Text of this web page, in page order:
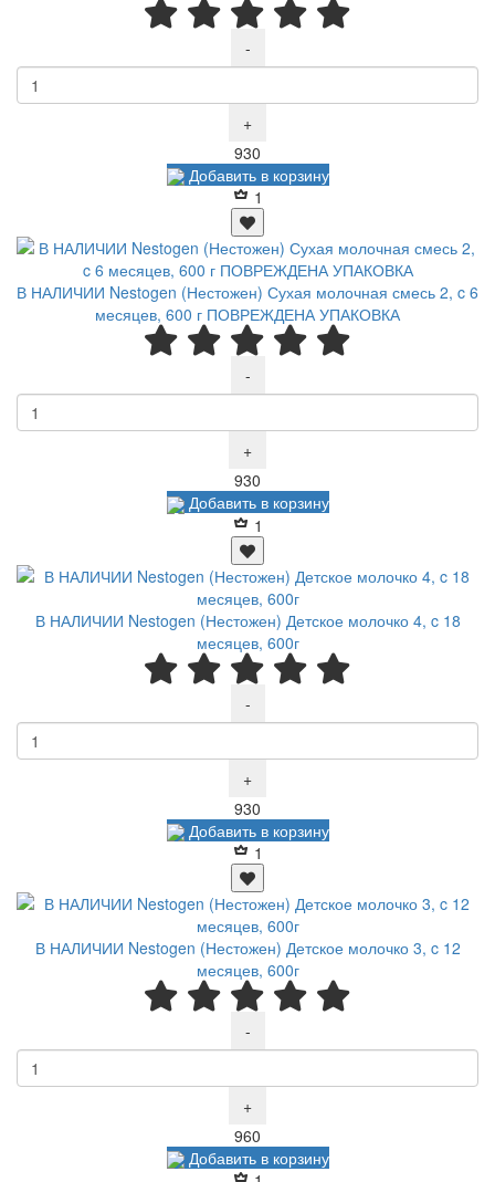
-
+
930
Добавить в корзину
1
В НАЛИЧИИ Nestogen (Нестожен) Сухая молочная смесь 2, c 6
месяцев, 600 г ПОВРЕЖДЕНА УПАКОВКА
-
+
930
Добавить в корзину
1
В НАЛИЧИИ Nestogen (Нестожен) Детское молочко 4, c 18
месяцев, 600г
-
+
930
Добавить в корзину
1
В НАЛИЧИИ Nestogen (Нестожен) Детское молочко 3, c 12
месяцев, 600г
-
+
960
Добавить в корзину